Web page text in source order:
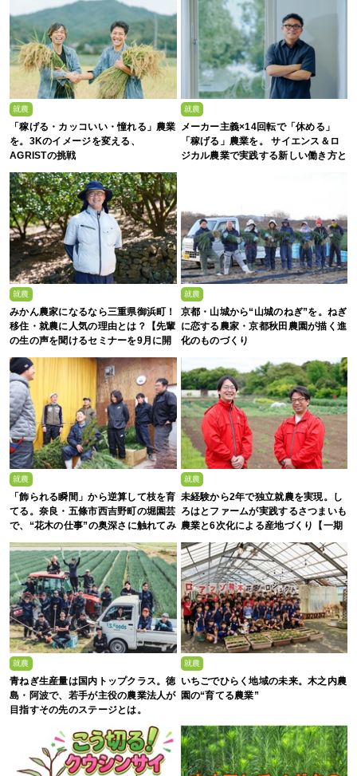
就農
「稼げる・カッコいい・憧れる」農業
を。3Kのイメージを変える、
AGRISTの挑戦
就農
メーカー主義×14回転で「休める」
「稼げる」農業を。 サイエンス＆ロ
ジカル農業で実践する新しい働き方と
就農
みかん農家になるなら三重県御浜町！
移住・就農に人気の理由とは？【先輩
の生の声を聞けるセミナーを9月に開
催】
就農
京都・山城から“山城のねぎ”を。ねぎ
に恋する農家・京都秋田農園が描く進
化のものづくり
就農
「飾られる瞬間」から逆算して枝を育
てる。奈良・五條市西吉野町の堀園芸
で、“花木の仕事”の奥深さに触れてみ
就農
未経験から2年で独立就農を実現。し
ろはとファームが実践するさつまいも
農業と6次化による産地づくり【一期
就農
青ねぎ生産量は国内トップクラス。徳
島・阿波で、若手が主役の農業法人が
目指すその先のステージとは。
就農
いちごでひらく地域の未来。木之内農
園の“育てる農業”